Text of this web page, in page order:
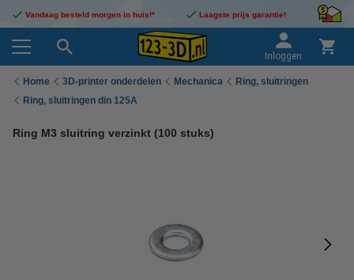
Vandaag besteld morgen in huis!* Laagste prijs garantie!
Inloggen
Home 3D-printer onderdelen Mechanica
Ring, sluitringen
Ring, sluitringen din 125A
Ring M3 sluitring verzinkt (100 stuks)